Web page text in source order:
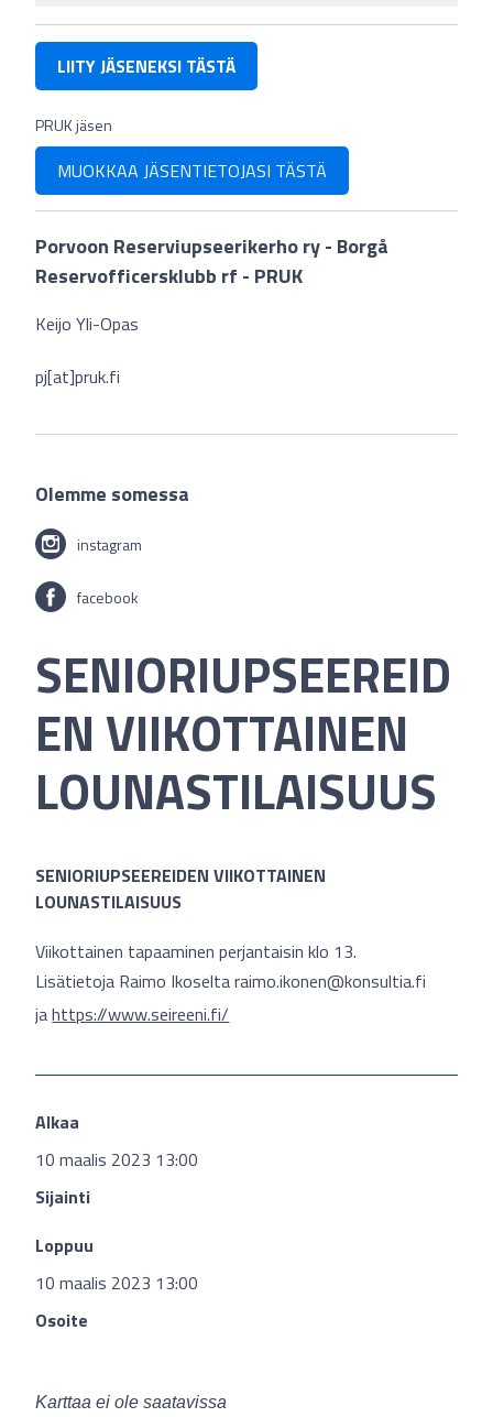
LIITY JÄSENEKSI TÄSTÄ
PRUK jäsen
MUOKKAA JÄSENTIETOJASI TÄSTÄ
Porvoon Reserviupseerikerho ry - Borgå
Reservofficersklubb rf - PRUK
Keijo Yli-Opas
pj[at]pruk.fi
Olemme somessa
instagram
facebook
SENIORIUPSEEREID
EN VIIKOTTAINEN
LOUNASTILAISUUS
SENIORIUPSEEREIDEN VIIKOTTAINEN
LOUNASTILAISUUS
Viikottainen tapaaminen perjantaisin klo 13.
Lisätietoja Raimo Ikoseltaraimo.ikonen@konsultia.fi
jahttps://www.seireeni.fi/
Alkaa
10 maalis 2023 13:00
Sijainti
Loppuu
10 maalis 2023 13:00
Osoite
Karttaa ei ole saatavissa